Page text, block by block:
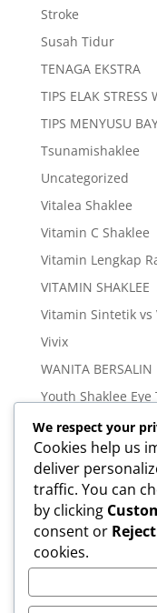
Stroke
Susah Tidur
TENAGA EKSTRA
TIPS ELAK STRESS
TIPS MENYUSU
Tsunamishaklee
Uncategorized
Vitalea Shaklee
Vitamin C Shaklee
Vitamin Lengkap
VITAMIN SHAKLEE
Vitamin Sintetik
Vivix
WANITA BERSALIN
Youth Shaklee
YOUTH SKIN CARE
Meta
Log in
Entries feed
Comments feed
We respect your
Cookies help us
deliver
traffic. You can
by clicking
consent or
cookies.